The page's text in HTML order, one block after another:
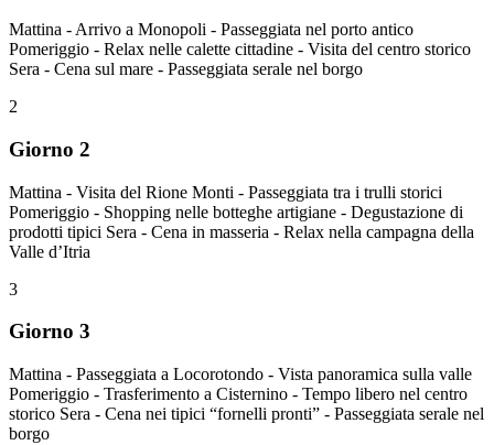
Mattina - Arrivo a Monopoli - Passeggiata nel porto antico
Pomeriggio - Relax nelle calette cittadine - Visita del centro storico
Sera - Cena sul mare - Passeggiata serale nel borgo
2
Giorno 2
Mattina - Visita del Rione Monti - Passeggiata tra i trulli storici
Pomeriggio - Shopping nelle botteghe artigiane - Degustazione di
prodotti tipici Sera - Cena in masseria - Relax nella campagna della
Valle d’Itria
3
Giorno 3
Mattina - Passeggiata a Locorotondo - Vista panoramica sulla valle
Pomeriggio - Trasferimento a Cisternino - Tempo libero nel centro
storico Sera - Cena nei tipici “fornelli pronti” - Passeggiata serale nel
borgo